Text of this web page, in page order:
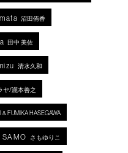
沼田侑香
田中 美佐
清水久和
ヤ/瀧本善之
& FUMIKA HASEGAWA
SAMO さもゆりこ